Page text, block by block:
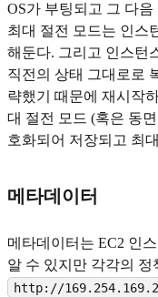
OS가 부팅되고 그 다
최대 절전 모드는 인스
해둔다. 그리고 인스턴
직전의 상태 그대로로
략했기 때문에 재시작
대 절전 모드 (혹은 동
호화되어 저장되고 최
메타데이터
메타데이터는 EC2 인
알 수 있지만 각각의 정
http://